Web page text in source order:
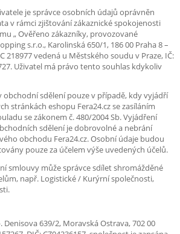
je správce osobních údajů oprávněn
v rámci zjištování zákaznické spokojenosti
„ Ověřeno zákazníky, provozované
s.r.o., Karolinská 650/1, 186 00 Praha 8 –
218977 vedená u Městského soudu v Praze, IČ:
Uživatel má právo tento souhlas kdykoliv
obchodní sdělení pouze v případě, kdy vyjádří
stránkách eshopu Fera24.cz se zasíláním
se zákonem č. 480/2004 Sb. Vyjádření
sdělení je dobrovolné a nebrání
obchodu Fera24.cz. Osobní údaje budou
pouze za účelem výše uvedených účelů.
smlouvy může správce sdílet shromážděné
např. Logistické / Kurýrní společnosti,
Denisova 639/2, Moravská Ostrava, 702 00